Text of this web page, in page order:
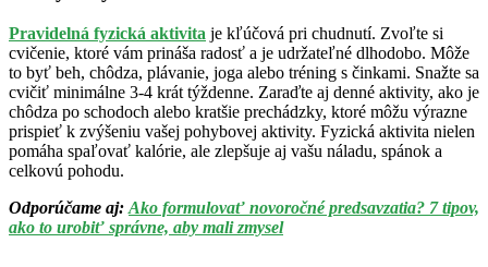
Pravidelná fyzická aktivita je kľúčová pri chudnutí. Zvoľte si
cvičenie, ktoré vám prináša radosť a je udržateľné dlhodobo. Môže
to byť beh, chôdza, plávanie, joga alebo tréning s činkami. Snažte sa
cvičiť minimálne 3-4 krát týždenne. Zaraďte aj denné aktivity, ako je
chôdza po schodoch alebo kratšie prechádzky, ktoré môžu výrazne
prispieť k zvýšeniu vašej pohybovej aktivity. Fyzická aktivita nielen
pomáha spaľovať kalórie, ale zlepšuje aj vašu náladu, spánok a
celkovú pohodu.
Odporúčame aj: Ako formulovať novoročné predsavzatia? 7 tipov,
ako to urobiť správne, aby mali zmysel